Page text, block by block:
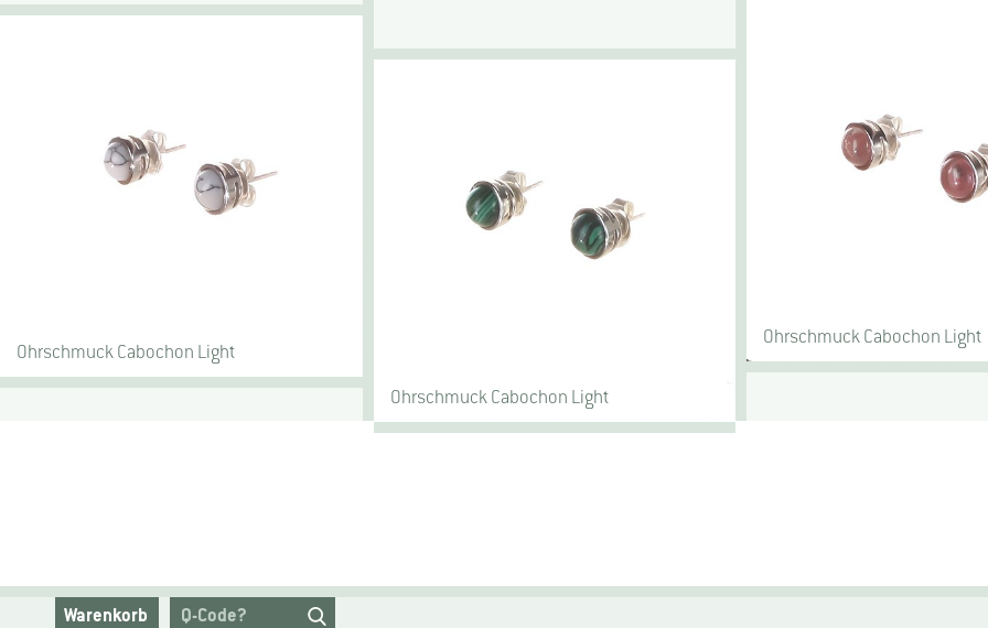
Ohrschmuck Cabochon Light
Ohrschmuck Cabochon Light
Ohrschmuck Cabochon Light
Warenkorb